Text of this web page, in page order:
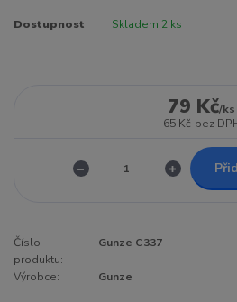
Dostupnost Skladem 2 ks
79 Kč/ks
65 Kč bez
Číslo
produktu:
Gunze C337
Výrobce: Gunze